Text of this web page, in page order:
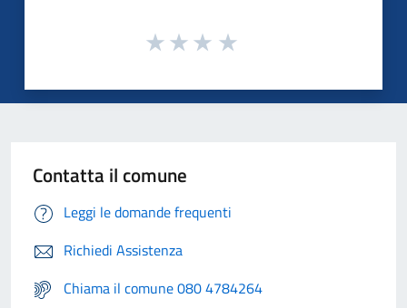
Contatta il comune
Leggi le domande frequenti
Richiedi Assistenza
Chiama il comune 080 4784264